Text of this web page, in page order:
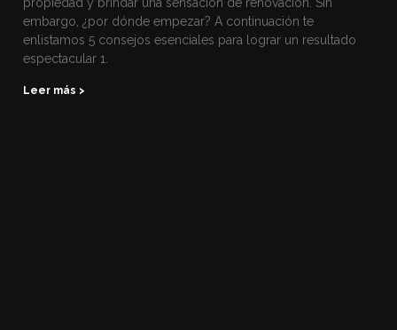
propiedad y brindar una sensación de renovación. Sin
embargo, ¿por dónde empezar? A continuación te
enlistamos 5 consejos esenciales para lograr un resultado
espectacular 1.
Leer más >